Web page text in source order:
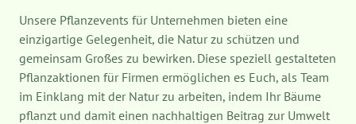
Unsere Pflanzevents für Unternehmen bieten eine
einzigartige Gelegenheit, die Natur zu schützen und
gemeinsam Großes zu bewirken. Diese speziell gestalteten
Pflanzaktionen für Firmen ermöglichen es Euch, als Team
im Einklang mit der Natur zu arbeiten, indem Ihr Bäume
pflanzt und damit einen nachhaltigen Beitrag zur Umwelt